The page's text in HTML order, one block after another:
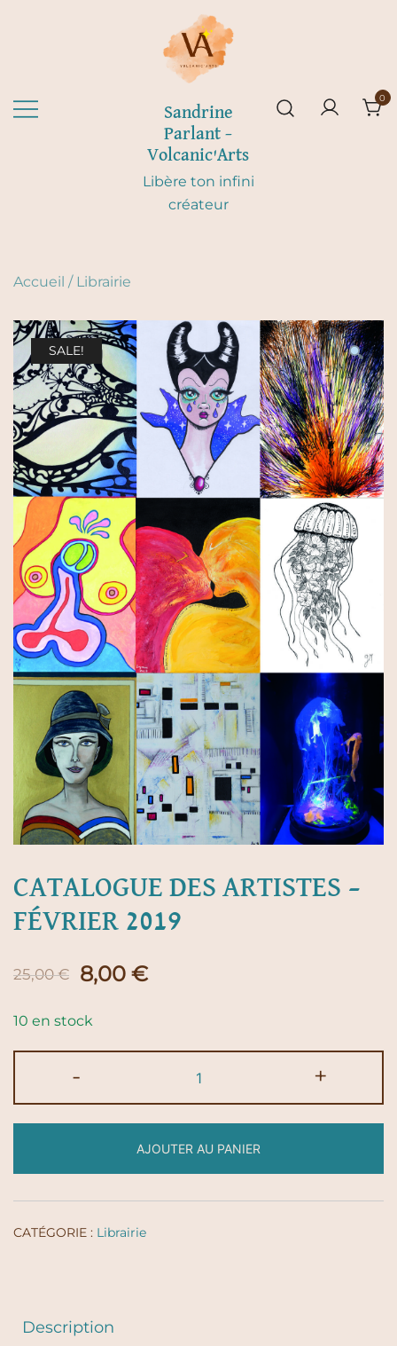
Sandrine
Parlant –
Volcanic'Arts
Libère ton infini
créateur
0
Accueil / Librairie
SALE!
CATALOGUE DES ARTISTES –
FÉVRIER 2019
25,00€
Le
prix
initial
était :
8,00 €Le
actuel
10 en stock
-
de
Catalogue
artistes
-
Février
+
AJOUTER AU PANIER
CATÉGORIE : Librairie
Description